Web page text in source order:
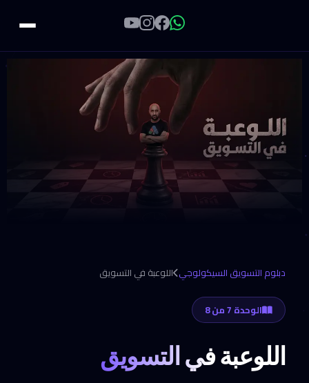
دبلوم التسويق السيكولوجي اللوعبة في التسويق
الوحدة 7 من 8
اللوعبة في التسويق